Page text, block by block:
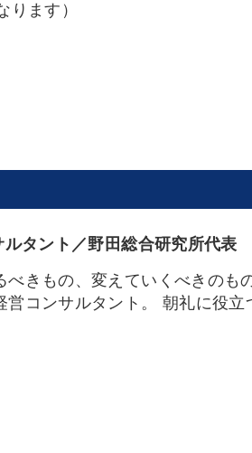
ます）
タント／野田総合研究所代表
べきもの、変えていくべきのも
コンサルタント。 朝礼に役立